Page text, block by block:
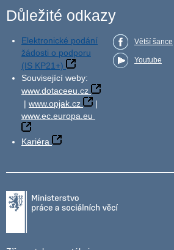
Důležité odkazy
Elektronické podání
žádosti o podporu
(IS KP21+)
Související weby:
www.dotaceeu.cz
| www.opjak.cz
|
www.ec.europa.eu
Kariéra
Větší šance
Youtube